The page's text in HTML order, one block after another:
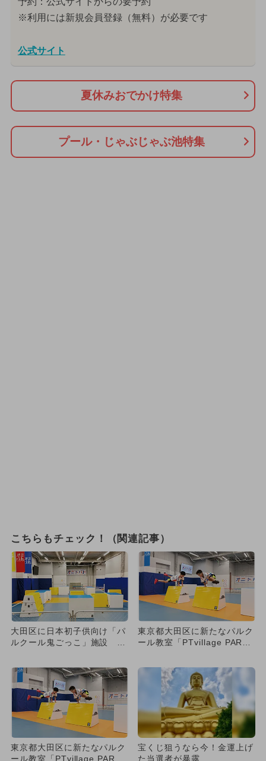
※利用には新規会員登録（無料）が必要です
公式サイト
夏休みおでかけ特集
プール・じゃぶじゃぶ池特集
こちらもチェック！（関連記事）
大田区に日本初子供向け「パ
ルクール鬼ごっこ」施設 4
東京都大田区に新たなパルク
ール教室「PTvillage PAR
東京都大田区に新たなパルク
ール教室「PTvillage PAR
宝くじ狙うなら今！金運上げ
た当選者が暴露